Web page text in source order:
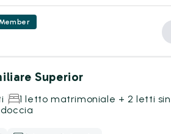
Superior
1 letto matrimoniale + 2 letti